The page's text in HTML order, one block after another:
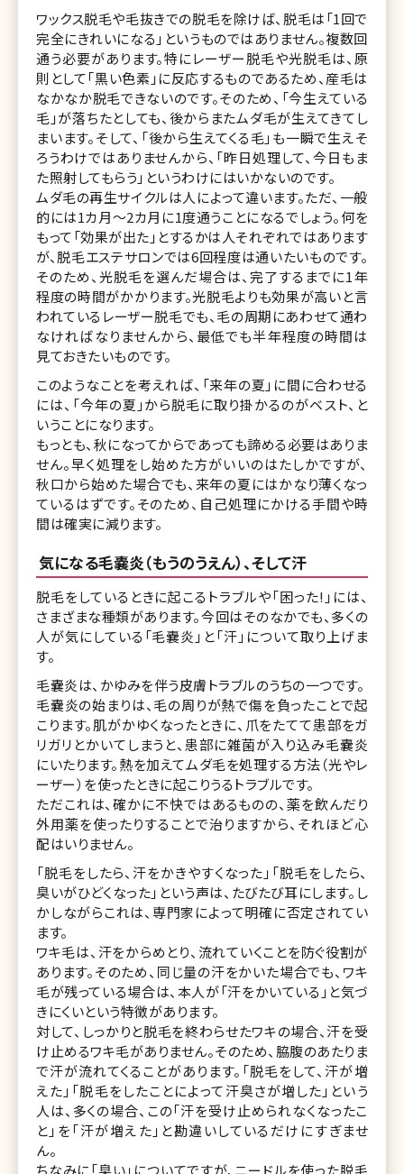
ワックス脱毛や毛抜きでの脱毛を除けば、脱毛は「1回で
完全にきれいになる」というものではありません。複数回
通う必要があります。特にレーザー脱毛や光脱毛は、原
則として「黒い色素」に反応するものであるため、産毛は
なかなか脱毛できないのです。そのため、「今生えている
毛」が落ちたとしても、後からまたムダ毛が生えてきてし
まいます。そして、「後から生えてくる毛」も一瞬で生えそ
ろうわけではありませんから、「昨日処理して、今日もま
た照射してもらう」というわけにはいかないのです。
ムダ毛の再生サイクルは人によって違います。ただ、一般
的には1カ月～2カ月に1度通うことになるでしょう。何を
もって「効果が出た」とするかは人それぞれではあります
が、脱毛エステサロンでは6回程度は通いたいものです。
そのため、光脱毛を選んだ場合は、完了するまでに1年
程度の時間がかかります。光脱毛よりも効果が高いと言
われているレーザー脱毛でも、毛の周期にあわせて通わ
なければなりませんから、最低でも半年程度の時間は
見ておきたいものです。
このようなことを考えれば、「来年の夏」に間に合わせる
には、「今年の夏」から脱毛に取り掛かるのがベスト、と
いうことになります。
もっとも、秋になってからであっても諦める必要はありま
せん。早く処理をし始めた方がいいのはたしかですが、
秋口から始めた場合でも、来年の夏にはかなり薄くなっ
ているはずです。そのため、自己処理にかける手間や時
間は確実に減ります。
気になる毛嚢炎（もうのうえん）、そして汗
脱毛をしているときに起こるトラブルや「困った!」には、
さまざまな種類があります。今回はそのなかでも、多くの
人が気にしている「毛嚢炎」と「汗」について取り上げま
す。
毛嚢炎は、かゆみを伴う皮膚トラブルのうちの一つです。
毛嚢炎の始まりは、毛の周りが熱で傷を負ったことで起
こります。肌がかゆくなったときに、爪をたてて患部をガ
リガリとかいてしまうと、患部に雑菌が入り込み毛嚢炎
にいたります。熱を加えてムダ毛を処理する方法（光やレ
ーザー）を使ったときに起こりうるトラブルです。
ただこれは、確かに不快ではあるものの、薬を飲んだり
外用薬を使ったりすることで治りますから、それほど心
配はいりません。
「脱毛をしたら、汗をかきやすくなった」「脱毛をしたら、
臭いがひどくなった」という声は、たびたび耳にします。し
かしながらこれは、専門家によって明確に否定されてい
ます。
ワキ毛は、汗をからめとり、流れていくことを防ぐ役割が
あります。そのため、同じ量の汗をかいた場合でも、ワキ
毛が残っている場合は、本人が「汗をかいている」と気づ
きにくいという特徴があります。
対して、しっかりと脱毛を終わらせたワキの場合、汗を受
け止めるワキ毛がありません。そのため、脇腹のあたりま
で汗が流れてくることがあります。「脱毛をして、汗が増
えた」「脱毛をしたことによって汗臭さが増した」という
人は、多くの場合、この「汗を受け止められなくなったこ
と」を「汗が増えた」と勘違いしているだけにすぎませ
ん。
ちなみに「臭い」についてですが、ニードルを使った脱毛